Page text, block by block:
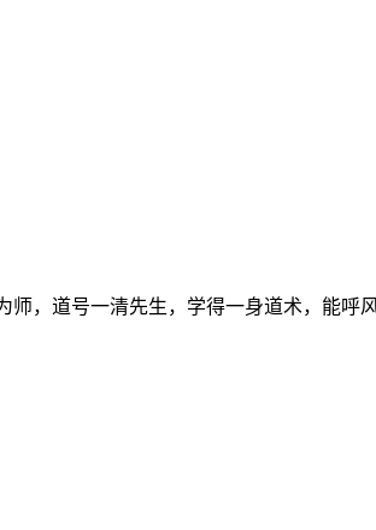
，道号一清先生，学得一身道术，能呼